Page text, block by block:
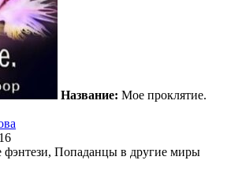
Название: Мое проклятие.
Попаданцы в другие миры